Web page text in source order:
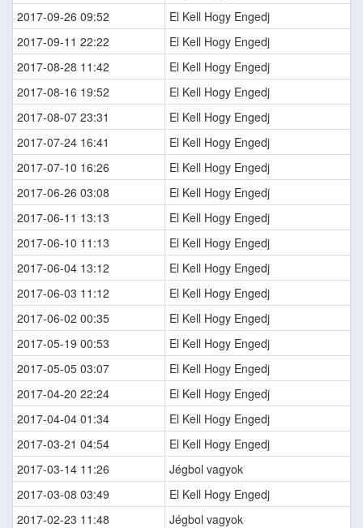
2017-09-26 09:52
El Kell Hogy Engedj
2017-09-11 22:22
El Kell Hogy Engedj
2017-08-28 11:42
El Kell Hogy Engedj
2017-08-16 19:52
El Kell Hogy Engedj
2017-08-07 23:31
El Kell Hogy Engedj
2017-07-24 16:41
El Kell Hogy Engedj
2017-07-10 16:26
El Kell Hogy Engedj
2017-06-26 03:08
El Kell Hogy Engedj
2017-06-11 13:13
El Kell Hogy Engedj
2017-06-10 11:13
El Kell Hogy Engedj
2017-06-04 13:12
El Kell Hogy Engedj
2017-06-03 11:12
El Kell Hogy Engedj
2017-06-02 00:35
El Kell Hogy Engedj
2017-05-19 00:53
El Kell Hogy Engedj
2017-05-05 03:07
El Kell Hogy Engedj
2017-04-20 22:24
El Kell Hogy Engedj
2017-04-04 01:34
El Kell Hogy Engedj
2017-03-21 04:54
El Kell Hogy Engedj
2017-03-14 11:26
Jégbol vagyok
2017-03-08 03:49
El Kell Hogy Engedj
2017-02-23 11:48
Jégbol vagyok